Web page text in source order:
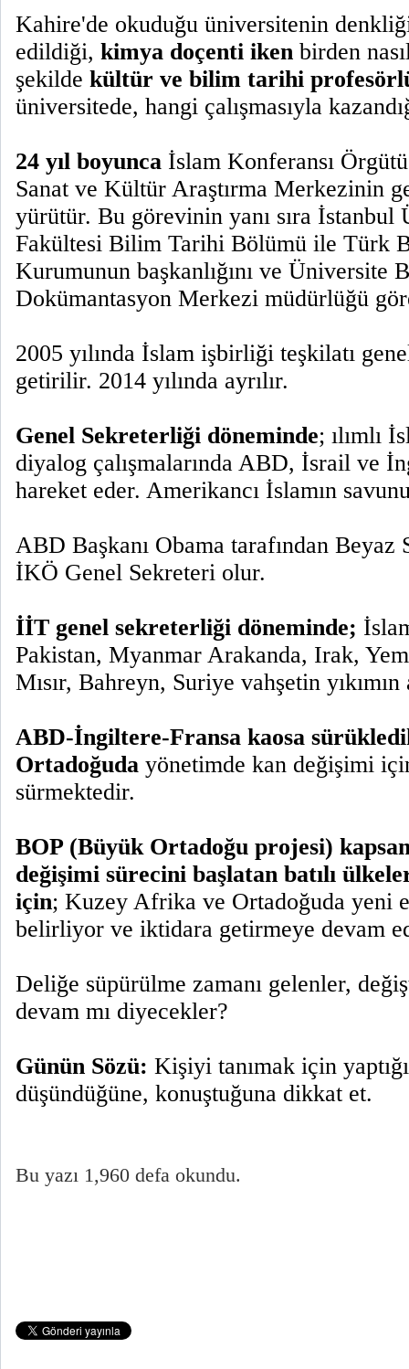
Kahire'de okuduğu üniversitenin
edildiği, kimya doçenti iken birden
şekilde kültür ve bilim tarihi
üniversitede, hangi çalışmasıyla
24 yıl boyunca İslam Konferansı
Sanat ve Kültür Araştırma Merkezinin
yürütür. Bu görevinin yanı sıra İstanbul
Fakültesi Bilim Tarihi Bölümü ile Türk
Kurumunun başkanlığını ve
Dokümantasyon Merkezi müdürlüğü
2005 yılında İslam işbirliği teşkilatı
getirilir. 2014 yılında ayrılır.
Genel Sekreterliği döneminde; ılımlı
diyalog çalışmalarında ABD, İsrail ve
hareket eder. Amerikancı İslamın
ABD Başkanı Obama tarafından Beyaz
İKÖ Genel Sekreteri olur.
İİT genel sekreterliği döneminde;
Pakistan, Myanmar Arakanda, Irak,
Mısır, Bahreyn, Suriye vahşetin yıkımın
ABD-İngiltere-Fransa kaosa
Ortadoğuda yönetimde kan değişimi
sürmektedir.
BOP (Büyük Ortadoğu projesi)
değişimi sürecini başlatan batılı
için; Kuzey Afrika ve Ortadoğuda yeni
belirliyor ve iktidara getirmeye devam
Deliğe süpürülme zamanı gelenler,
devam mı diyecekler?
Günün Sözü: Kişiyi tanımak için
düşündüğüne, konuştuğuna dikkat et.
Bu yazı 1,960 defa okundu.